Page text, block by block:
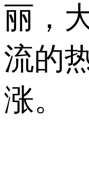
丽，
流的
涨。